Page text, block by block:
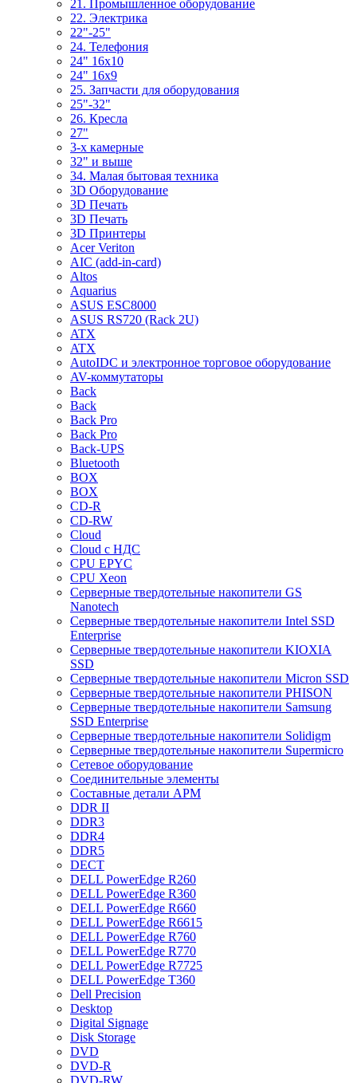
21. Промышленное оборудование
22. Электрика
22"-25"
24. Телефония
24" 16x10
24" 16x9
25. Запчасти для оборудования
25"-32"
26. Кресла
27"
3-x камерные
32" и выше
34. Малая бытовая техника
3D Оборудование
3D Печать
3D Печать
3D Принтеры
Acer Veriton
AIC (add-in-card)
Altos
Aquarius
ASUS ESC8000
ASUS RS720 (Rack 2U)
ATX
ATX
AutoIDC и электронное торговое оборудование
AV-коммутаторы
Back
Back
Back Pro
Back Pro
Back-UPS
Bluetooth
BOX
BOX
CD-R
CD-RW
Cloud
Cloud с НДС
CPU EPYC
CPU Xeon
Cерверные твердотельные накопители GS
Nanotech
Cерверные твердотельные накопители Intel SSD
Enterprise
Cерверные твердотельные накопители KIOXIA
SSD
Cерверные твердотельные накопители Micron SSD
Cерверные твердотельные накопители PHISON
Cерверные твердотельные накопители Samsung
SSD Enterprise
Cерверные твердотельные накопители Solidigm
Cерверные твердотельные накопители Supermicro
Cетевое оборудование
Cоединительные элементы
Cоставные детали АРМ
DDR II
DDR3
DDR4
DDR5
DECT
DELL PowerEdge R260
DELL PowerEdge R360
DELL PowerEdge R660
DELL PowerEdge R6615
DELL PowerEdge R760
DELL PowerEdge R770
DELL PowerEdge R7725
DELL PowerEdge T360
Dell Precision
Desktop
Digital Signage
Disk Storage
DVD
DVD-R
DVD-RW